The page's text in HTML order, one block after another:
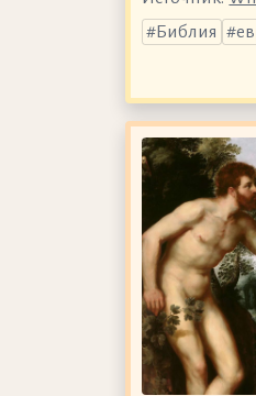
Библия